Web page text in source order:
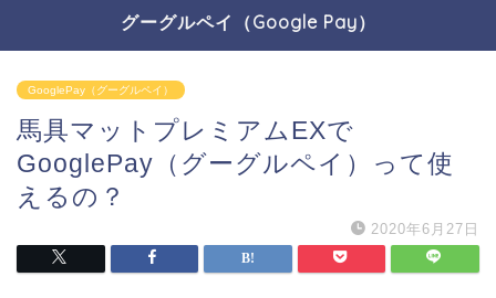
グーグルペイ（Google Pay）
GooglePay（グーグルペイ）
馬具マットプレミアムEXで
GooglePay（グーグルペイ）って使
えるの？
2020年6月27日